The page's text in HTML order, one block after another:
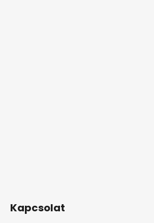
Kapcsolat